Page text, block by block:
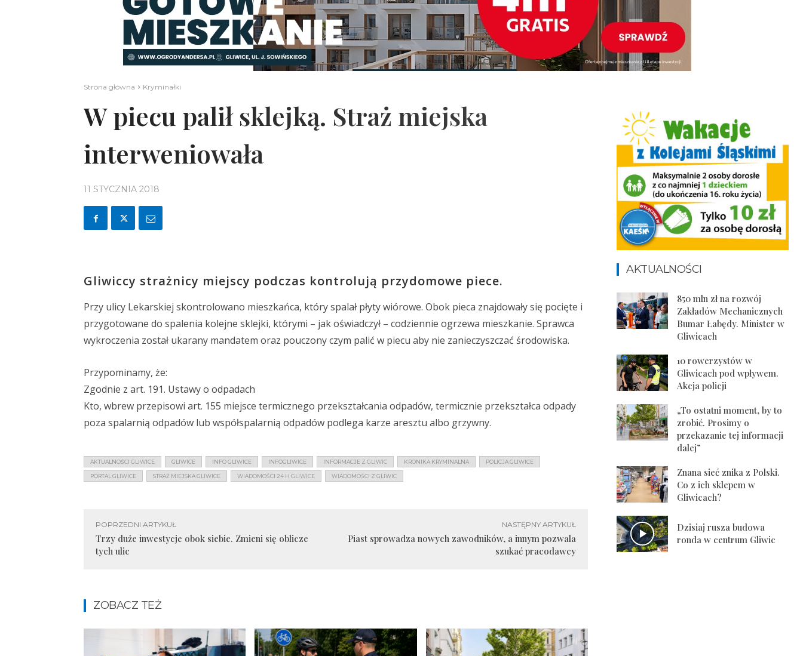
Strona główna Kryminałki
W piecu palił sklejką. Straż miejska
interweniowała
11 STYCZNIA 2018
Gliwiccy strażnicy miejscy podczas kontrolują przydomowe piece.
Przy ulicy Lekarskiej skontrolowano mieszkańca, który spalał płyty wiórowe. Obok pieca znajdowały się pocięte i
przygotowane do spalenia kolejne sklejki, którymi – jak oświadczył – codziennie ogrzewa mieszkanie. Sprawca
wykroczenia został ukarany mandatem oraz pouczony czym palić w piecu aby nie zanieczyszczać środowiska.
Przypominamy, że:
Zgodnie z art. 191. Ustawy o odpadach
Kto, wbrew przepisowi art. 155 miejsce termicznego przekształcania odpadów, termicznie przekształca odpady
poza spalarnią odpadów lub współspalarnią odpadów podlega karze aresztu albo grzywny.
AKTUALNOŚCI GLIWICE GLIWICE INFO GLIWICE INFOGLIWICE INFORMACJE Z GLIWIC KRONIKA KRYMINALNA POLICJA GLIWICE
PORTAL GLIWICE STRAŻ MIEJSKA GLIWICE WIADOMOŚCI 24 H GLIWICE WIADOMOŚCI Z GLIWIC
POPRZEDNI ARTYKUŁ
Trzy duże inwestycje obok siebie. Zmieni się oblicze
tych ulic
NASTĘPNY ARTYKUŁ
Piast sprowadza nowych zawodników, a innym pozwala
szukać pracodawcy
ZOBACZ TEŻ
AKTUALNOŚCI
850 mln zł na rozwój
Zakładów Mechanicznych
Bumar Łabędy. Minister w
Gliwicach
10 rowerzystów w
Gliwicach pod wpływem.
Akcja policji
„To ostatni moment, by to
zrobić. Prosimy o
przekazanie tej informacji
dalej”
Znana sieć znika z Polski.
Co z ich sklepem w
Gliwicach?
Dzisiaj rusza budowa
ronda w centrum Gliwic